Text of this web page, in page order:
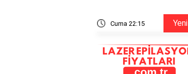
Cuma 22:15 Yeni